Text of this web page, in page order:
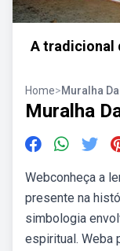
A tradicional
Home>Muralha
Muralha
Webconheça a
presente na
simbologia
espiritual. Weba